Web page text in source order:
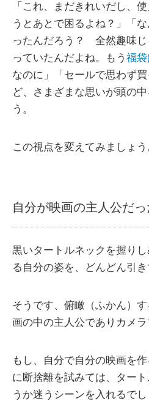
「これ、まだきれいだし、
うとあとで困るよね？」「
ったんだろう？ 全然趣味じ
っていたんだよね。もう 福
なのに」「セールで思わず
ど、さまざまな思いが頭の
う。
この視点を変えてみましょう
自分が映画の主人公だ
黒いタートルネックを握り
る自分の姿を、どんどん引き
そうです、俯瞰（ふかん）
画の中の主人公でありカメラ
もし、自分で自分の映画を
に断捨離を試みては、ター
うか迷うシーンを入れるでし